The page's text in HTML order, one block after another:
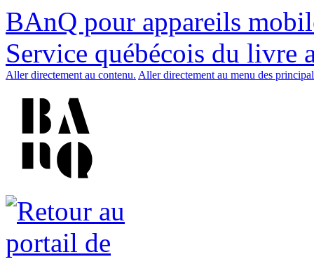
BAnQ pour appareils
Service québécois du livre
Aller directement au contenu. Aller directement au menu des